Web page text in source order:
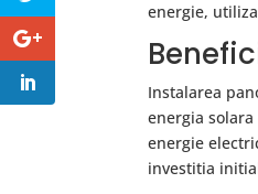
energie,
Instalarea
energia
energie
investitia